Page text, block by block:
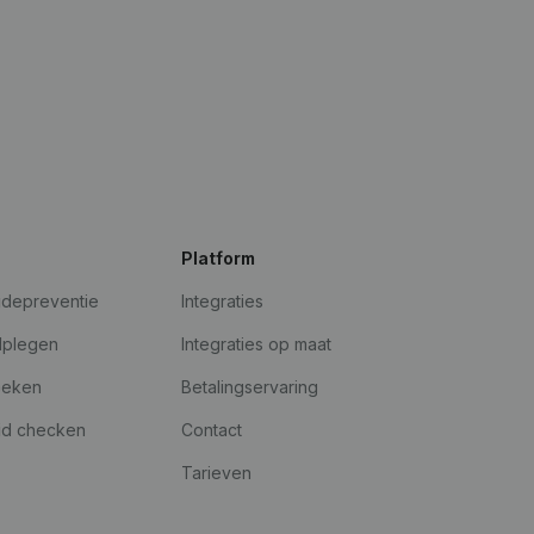
checken
Platform
Integraties
Integraties op maat
Betalingservaring
Contact
Tarieven